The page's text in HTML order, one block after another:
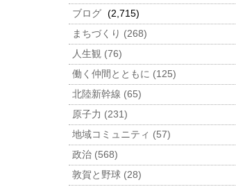
ブログ (2,715)
まちづくり (268)
人生観 (76)
働く仲間とともに (125)
北陸新幹線 (65)
原子力 (231)
地域コミュニティ (57)
政治 (568)
敦賀と野球 (28)